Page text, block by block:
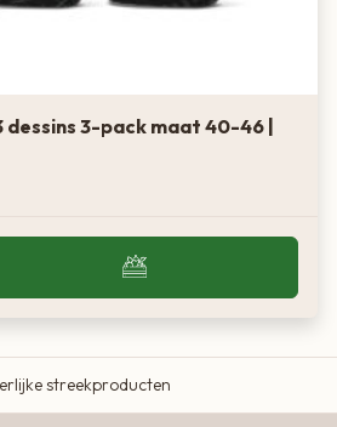
dessins 3-pack maat 40-46 |
Limousin runderen
streekproducten